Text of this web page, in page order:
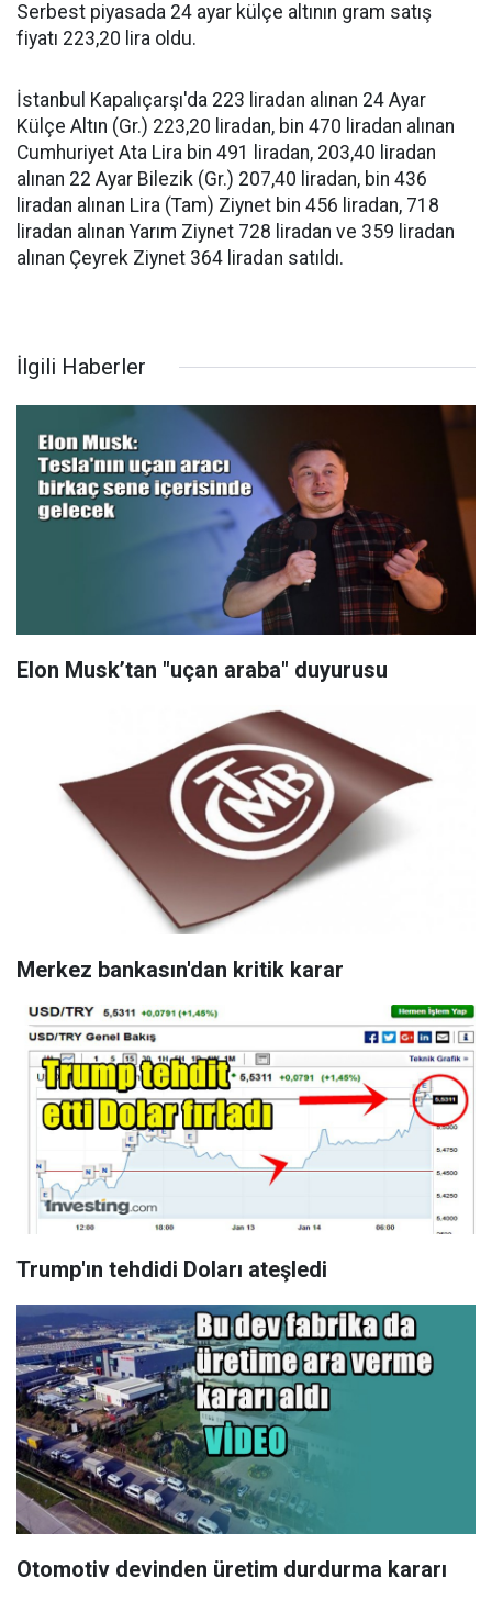
Serbest piyasada 24 ayar külçe altının gram satış
fiyatı 223,20 lira oldu.
İstanbul Kapalıçarşı'da 223 liradan alınan 24 Ayar
Külçe Altın (Gr.) 223,20 liradan, bin 470 liradan alınan
Cumhuriyet Ata Lira bin 491 liradan, 203,40 liradan
alınan 22 Ayar Bilezik (Gr.) 207,40 liradan, bin 436
liradan alınan Lira (Tam) Ziynet bin 456 liradan, 718
liradan alınan Yarım Ziynet 728 liradan ve 359 liradan
alınan Çeyrek Ziynet 364 liradan satıldı.
İlgili Haberler
Elon Musk’tan "uçan araba" duyurusu
Merkez bankasın'dan kritik karar
Trump'ın tehdidi Doları ateşledi
Otomotiv devinden üretim durdurma kararı